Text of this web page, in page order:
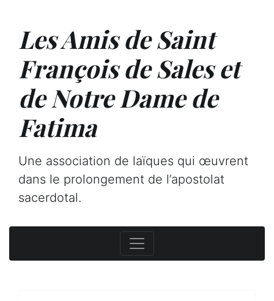
Les Amis de Saint
François de Sales et
de Notre Dame de
Fatima
Une association de laïques qui œuvrent
dans le prolongement de l’apostolat
sacerdotal.